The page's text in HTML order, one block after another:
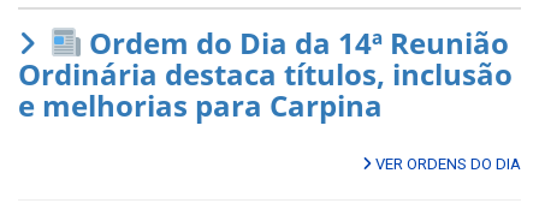
Ordem do Dia da 14ª Reunião
Ordinária destaca títulos, inclusão
e melhorias para Carpina
VER ORDENS DO DIA